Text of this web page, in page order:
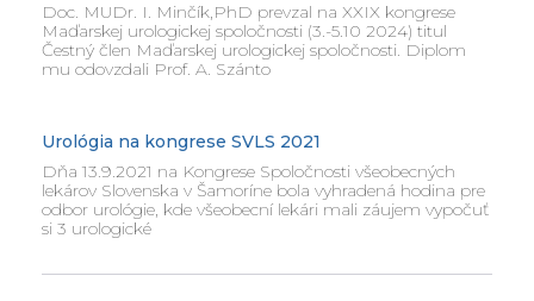
Doc. MUDr. I. Minčík,PhD prevzal na XXIX kongrese
Maďarskej urologickej spoločnosti (3.-5.10 2024) titul
Čestný člen Maďarskej urologickej spoločnosti. Diplom
mu odovzdali Prof. A. Szánto
Urológia na kongrese SVLS 2021
Dňa 13.9.2021 na Kongrese Spoločnosti všeobecných
lekárov Slovenska v Šamoríne bola vyhradená hodina pre
odbor urológie, kde všeobecní lekári mali záujem vypočuť
si 3 urologické